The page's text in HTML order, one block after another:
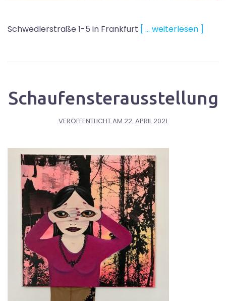
Schwedlerstraße 1-5 in Frankfurt [ … weiterlesen ]
Schaufensterausstellung
VERÖFFENTLICHT AM 22. APRIL 2021